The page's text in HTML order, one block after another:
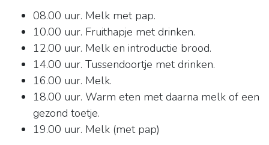
08.00 uur. Melk met pap.
10.00 uur. Fruithapje met drinken.
12.00 uur. Melk en introductie brood.
14.00 uur. Tussendoortje met drinken.
16.00 uur. Melk.
18.00 uur. Warm eten met daarna melk of een
gezond toetje.
19.00 uur. Melk (met pap)